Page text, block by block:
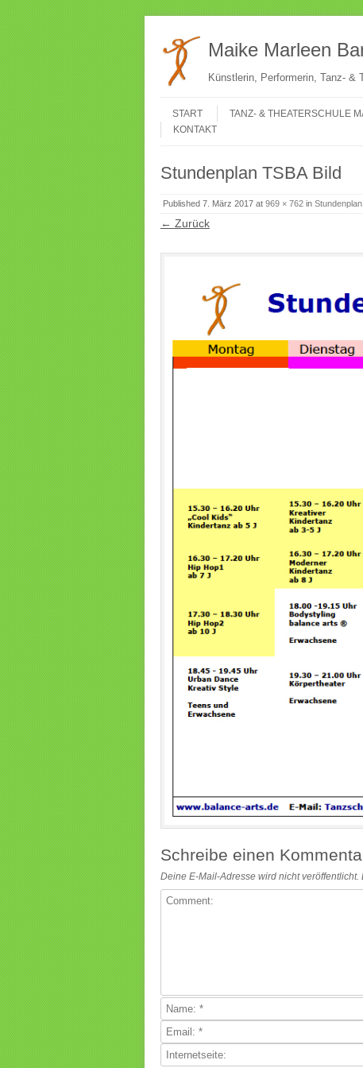
Maike Marleen
Künstlerin, Performerin, Tanz- &
Menü
START
TANZ- & THEATERSCHULE
KONTAKT
Stundenplan TSBA Bild
Published 7. März 2017 at 969 × 762 in
← Zurück
Schreibe einen
Deine E-Mail-Adresse wird nicht veröffentlicht.